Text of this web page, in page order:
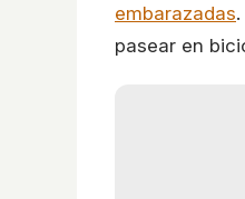
embarazadas
pasear en